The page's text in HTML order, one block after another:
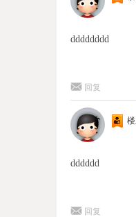
dddddddd
回复
dddddd
回复